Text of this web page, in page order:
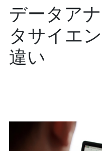
データア
タサイエ
違い